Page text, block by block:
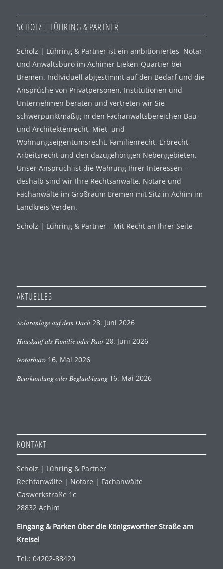
SCHOLZ | LÜHRING & PARTNER
Scholz | Lühring & Partner ist ein ambitioniertes Notar-
und Anwaltsbüro im Achimer Lieken-Quartier bei
Bremen. Individuell abgestimmt auf den Bedarf und die
Ansprüche von Privatpersonen, Institutionen und
Unternehmen beraten und vertreten wir Sie
schwerpunktmäßig in den Fachanwaltsbereichen Bau-
und Architektenrecht, Miet- und
Wohnungseigentumsrecht, Familienrecht, Erbrecht,
Arbeitsrecht und den dazugehörigen Nebengebieten.
Unser Anspruch ist die Wahrung Ihrer Interessen –
deshalb sind wir Ihre Rechtsanwälte, Notare und
Fachanwälte im Großraum Bremen mit Sitz in Achim im
Landkreis Verden.
Scholz | Lühring & Partner – Mit Recht an Ihrer Seite
AKTUELLES
Solaranlage auf dem Dach 28. Juni 2026
Hauskauf als Familie oder Paar 28. Juni 2026
Notarbüro 16. Mai 2026
Beurkundung oder Beglaubigung 16. Mai 2026
KONTAKT
Scholz | Lühring & Partner
Rechtanwälte | Notare | Fachanwälte
Gaswerkstraße 1c
28832 Achim
Eingang & Parken über die Königsworther Straße am
Kreisel
Tel.: 04202-88420